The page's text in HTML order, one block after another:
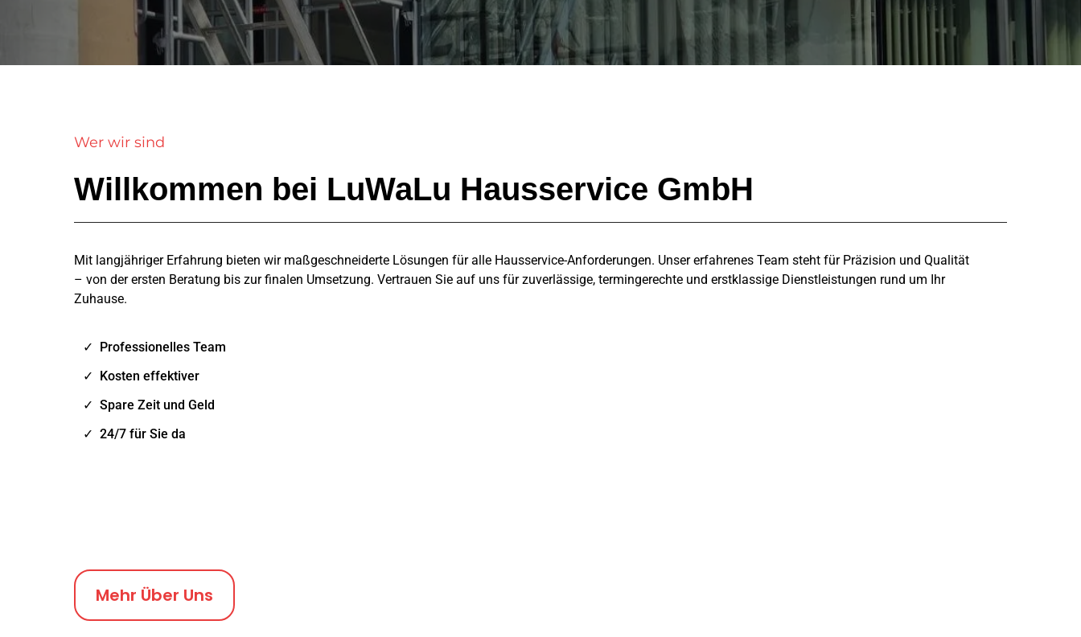
Wer wir sind
Willkommen bei LuWaLu Hausservice GmbH
Mit langjähriger Erfahrung bieten wir maßgeschneiderte Lösungen für alle Hausservice-Anforderungen. Unser erfahrenes Team steht für Präzision und Qualität
– von der ersten Beratung bis zur finalen Umsetzung. Vertrauen Sie auf uns für zuverlässige, termingerechte und erstklassige Dienstleistungen rund um Ihr
Zuhause.
Professionelles Team
Kosten effektiver
Spare Zeit und Geld
24/7 für Sie da
Mehr Über Uns